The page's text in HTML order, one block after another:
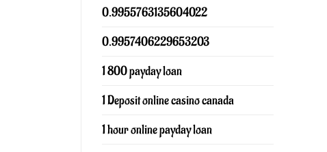
0.9955763135604022
0.9957406229653203
1 800 payday loan
1 Deposit online casino canada
1 hour online payday loan